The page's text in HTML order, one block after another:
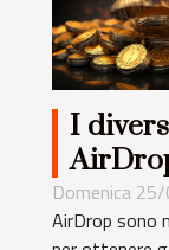
I
Domenica
AirDrop sono